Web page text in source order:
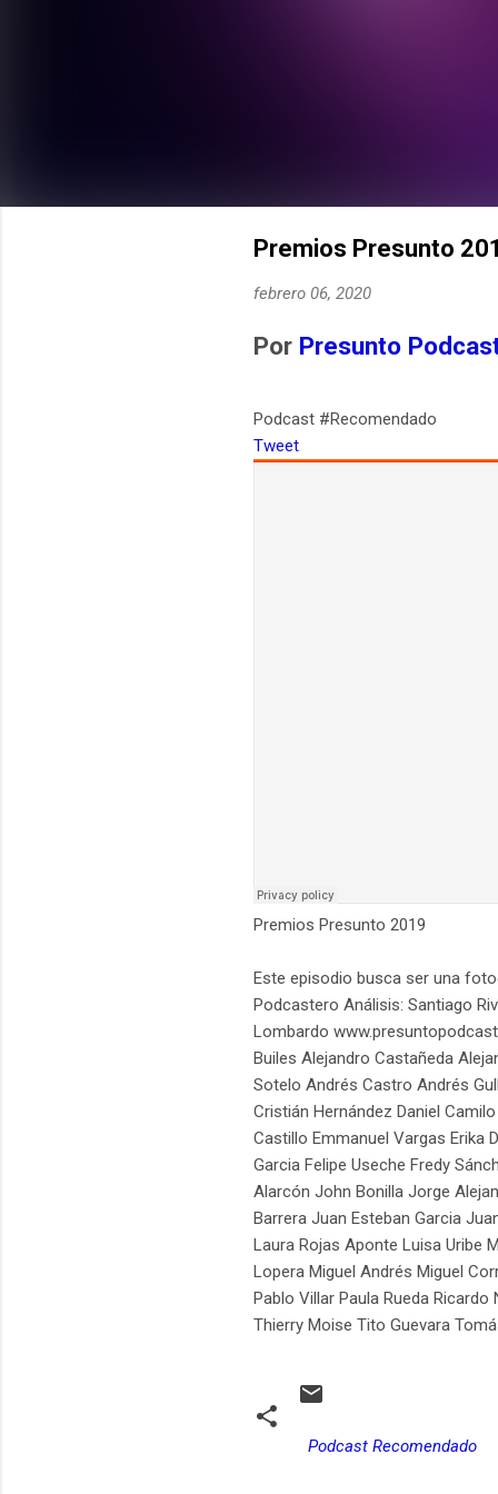
Premios Presunto
febrero 06, 2020
Por Presunto
Podcast #Recomendado
Tweet
Premios Presunto 2019
Este episodio busca ser una
Podcastero Análisis: Santiago
Lombardo
Builes Alejandro Castañeda
Sotelo Andrés Castro Andrés
Cristián Hernández Daniel
Castillo Emmanuel Vargas Erika
Garcia Felipe Useche Fredy
Alarcón John Bonilla Jorge
Barrera Juan Esteban Garcia
Laura Rojas Aponte Luisa Uribe
Lopera Miguel Andrés Miguel
Pablo Villar Paula Rueda
Thierry Moise Tito Guevara
Podcast Recomendado